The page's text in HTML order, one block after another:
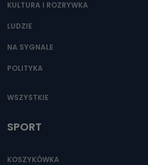
KULTURA I ROZRYWKA
LUDZIE
NA SYGNALE
POLITYKA
WSZYSTKIE
SPORT
KOSZYKÓWKA